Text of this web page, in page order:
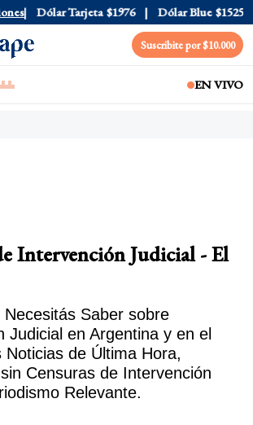
Dólar Tarjeta $1976 Dólar Blue $1525
Suscribite por $10.000
EN VIVO
Intervención Judicial - El
Necesitás Saber sobre
Judicial en Argentina y en el
Noticias de Última Hora,
Censuras de Intervención
Relevante.